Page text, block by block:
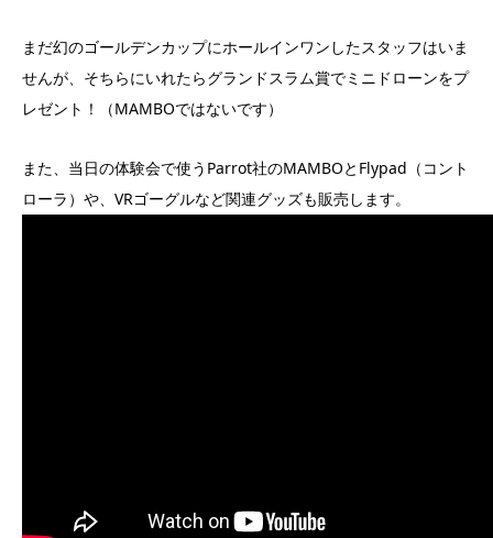
まだ幻のゴールデンカップにホールインワンしたスタッフはいま
せんが、そちらにいれたらグランドスラム賞でミニドローンをプ
レゼント！（MAMBOではないです）
また、当日の体験会で使うParrot社のMAMBOとFlypad（コント
ローラ）や、VRゴーグルなど関連グッズも販売します。